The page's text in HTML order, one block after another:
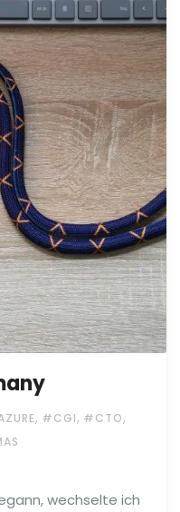
, #CGI, #CTO,
wechselte ich